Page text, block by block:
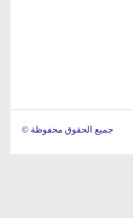
© جميع الحقوق محفوظة